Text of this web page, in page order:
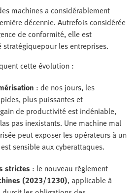
machines a considérablement
décennie. Autrefois considérée
de conformité, elle est
pour les entreprises.
cette évolution :
: de nos jours, les
plus puissantes et
de productivité est indéniable,
pas inexistants. Une machine mal
peut exposer les opérateurs à un
sensible aux cyberattaques.
strictes : le nouveau règlement
(2023/1230), applicable à